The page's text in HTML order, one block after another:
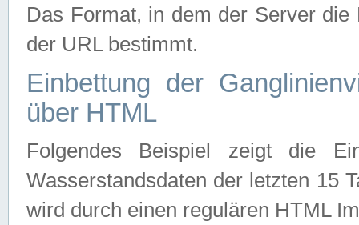
Das Format, in dem der Server
der URL bestimmt.
Einbettung der
über HTML
Folgendes Beispiel zeigt die
Wasserstandsdaten der letzten 15
wird durch einen regulären HTML